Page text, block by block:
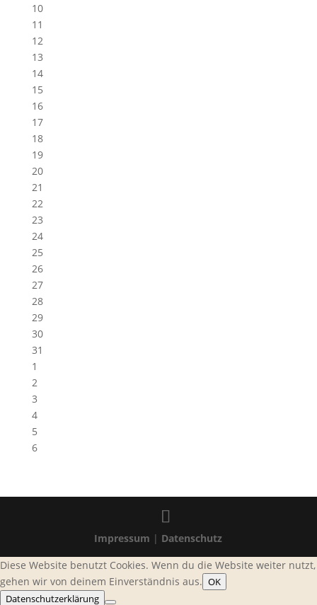
10
11
12
13
14
15
16
17
18
19
20
21
22
23
24
25
26
27
28
29
30
31
1
2
3
4
5
6
Impressum | Datenschutz
Diese Website benutzt Cookies. Wenn du die Website weiter nutzt,
gehen wir von deinem Einverständnis aus. OK
Datenschutzerklärung